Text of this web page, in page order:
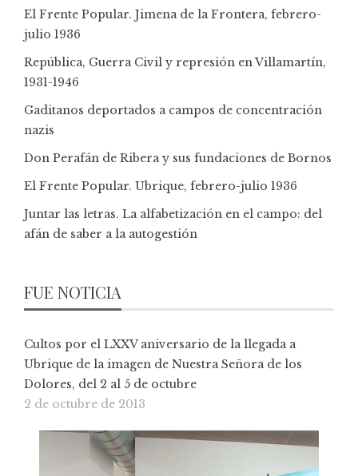
El Frente Popular. Jimena de la Frontera, febrero-
julio 1936
República, Guerra Civil y represión en Villamartín,
1931-1946
Gaditanos deportados a campos de concentración
nazis
Don Perafán de Ribera y sus fundaciones de Bornos
El Frente Popular. Ubrique, febrero-julio 1936
Juntar las letras. La alfabetización en el campo: del
afán de saber a la autogestión
FUE NOTICIA
Cultos por el LXXV aniversario de la llegada a
Ubrique de la imagen de Nuestra Señora de los
Dolores, del 2 al 5 de octubre
2 de octubre de 2013